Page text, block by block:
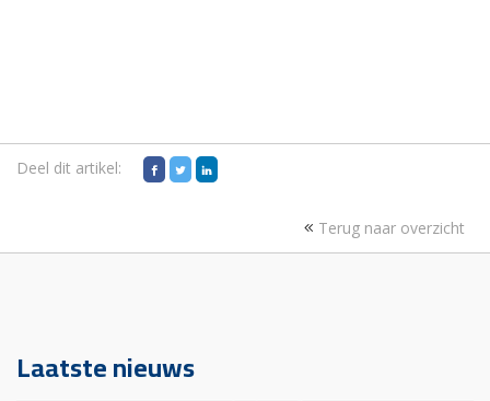
Deel dit artikel:
Terug naar overzicht
Laatste nieuws